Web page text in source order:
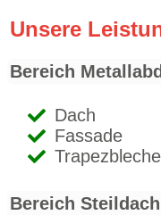
Unsere
Bereich
Dach
Fassade
Trapezbleche
Bereich Steildach